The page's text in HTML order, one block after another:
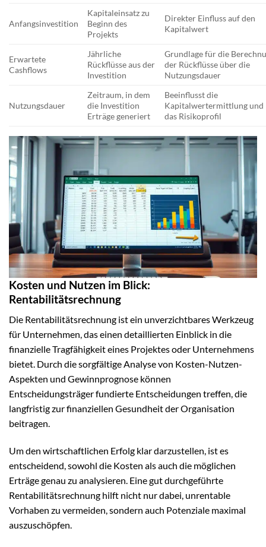
Anfangsinvestition
Kapitaleinsatz zu
Beginn des
Projekts
Direkter Einfluss auf den
Kapitalwert
Erwartete
Cashflows
Jährliche
Rückflüsse aus der
Investition
Grundlage für die
der Rückflüsse über die
Nutzungsdauer
Nutzungsdauer
Zeitraum, in dem
die Investition
Erträge generiert
Beeinflusst die
Kapitalwertermittlung und
das Risikoprofil
Kosten und Nutzen im Blick:
Rentabilitätsrechnung
Die Rentabilitätsrechnung ist ein unverzichtbares Werkzeug
für Unternehmen, das einen detaillierten Einblick in die
finanzielle Tragfähigkeit eines Projektes oder Unternehmens
bietet. Durch die sorgfältige Analyse von Kosten-Nutzen-
Aspekten und Gewinnprognose können
Entscheidungsträger fundierte Entscheidungen treffen, die
langfristig zur finanziellen Gesundheit der Organisation
beitragen.
Um den wirtschaftlichen Erfolg klar darzustellen, ist es
entscheidend, sowohl die Kosten als auch die möglichen
Erträge genau zu analysieren. Eine gut durchgeführte
Rentabilitätsrechnung hilft nicht nur dabei, unrentable
Vorhaben zu vermeiden, sondern auch Potenziale maximal
auszuschöpfen.